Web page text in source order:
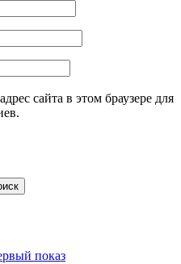
сайта в этом браузере для
показ